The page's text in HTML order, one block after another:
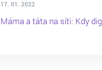
17. 01. 2022
Máma a táta na síti: Kdy